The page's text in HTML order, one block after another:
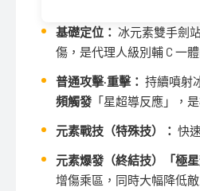
基礎定位： 冰元素雙手劍
傷，是代理人級別輔 C 一
普通攻擊·重擊： 持續噴射
頻觸發 「星超導反應」，
元素戰技（特殊技）： 快
元素爆發（終結技）「極星
增傷乘區，同時大幅降低